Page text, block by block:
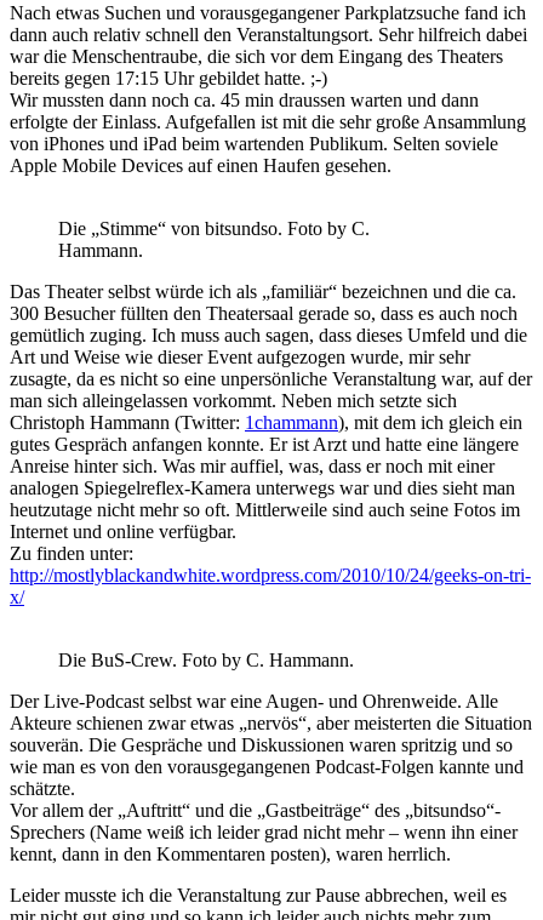
Nach etwas Suchen und vorausgegangener Parkplatzsuche fand ich
dann auch relativ schnell den Veranstaltungsort. Sehr hilfreich dabei
war die Menschentraube, die sich vor dem Eingang des Theaters
bereits gegen 17:15 Uhr gebildet hatte. ;-)
Wir mussten dann noch ca. 45 min draussen warten und dann
erfolgte der Einlass. Aufgefallen ist mit die sehr große Ansammlung
von iPhones und iPad beim wartenden Publikum. Selten soviele
Apple Mobile Devices auf einen Haufen gesehen.
Die „Stimme“ von bitsundso. Foto by C.
Hammann.
Das Theater selbst würde ich als „familiär“ bezeichnen und die ca.
300 Besucher füllten den Theatersaal gerade so, dass es auch noch
gemütlich zuging. Ich muss auch sagen, dass dieses Umfeld und die
Art und Weise wie dieser Event aufgezogen wurde, mir sehr
zusagte, da es nicht so eine unpersönliche Veranstaltung war, auf der
man sich alleingelassen vorkommt. Neben mich setzte sich
Christoph Hammann (Twitter: 1chammann), mit dem ich gleich ein
gutes Gespräch anfangen konnte. Er ist Arzt und hatte eine längere
Anreise hinter sich. Was mir auffiel, was, dass er noch mit einer
analogen Spiegelreflex-Kamera unterwegs war und dies sieht man
heutzutage nicht mehr so oft. Mittlerweile sind auch seine Fotos im
Internet und online verfügbar.
Zu finden unter:
http://mostlyblackandwhite.wordpress.com/2010/10/24/geeks-on-tri-
x/
Die BuS-Crew. Foto by C. Hammann.
Der Live-Podcast selbst war eine Augen- und Ohrenweide. Alle
Akteure schienen zwar etwas „nervös“, aber meisterten die Situation
souverän. Die Gespräche und Diskussionen waren spritzig und so
wie man es von den vorausgegangenen Podcast-Folgen kannte und
schätzte.
Vor allem der „Auftritt“ und die „Gastbeiträge“ des „bitsundso“-
Sprechers (Name weiß ich leider grad nicht mehr – wenn ihn einer
kennt, dann in den Kommentaren posten), waren herrlich.
Leider musste ich die Veranstaltung zur Pause abbrechen, weil es